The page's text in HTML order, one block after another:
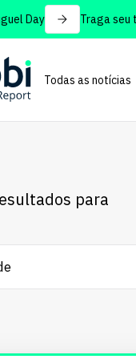
Traga seu time
Todas as notícias
para